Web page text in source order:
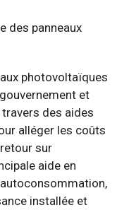
des panneaux
photovoltaïques
et
des aides
alléger les coûts
sur
aide en
installée et